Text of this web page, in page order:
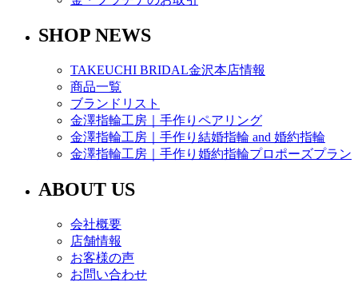
SHOP NEWS
TAKEUCHI BRIDAL金沢本店情報
商品一覧
ブランドリスト
金澤指輪工房｜手作りペアリング
金澤指輪工房｜手作り結婚指輪 and 婚約指輪
金澤指輪工房｜手作り婚約指輪プロポーズプラン
ABOUT US
会社概要
店舗情報
お客様の声
お問い合わせ